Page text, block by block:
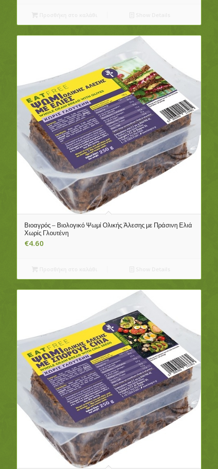
Βιοαγρός – Βιολογικό Ψωμί Ολικής Άλεσης με Πράσινη Ελιά
Χωρίς Γλουτένη
€4.60